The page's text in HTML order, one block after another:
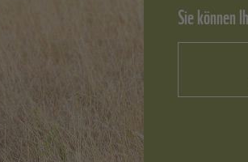
Sie können